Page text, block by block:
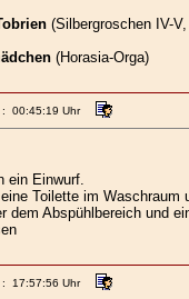
(Silbergroschen IV-
(Horasia-Orga)
: 00:45:19 Uhr
ein Einwurf.
Toilette im Waschraum
dem Abspühlbereich und
: 17:57:56 Uhr